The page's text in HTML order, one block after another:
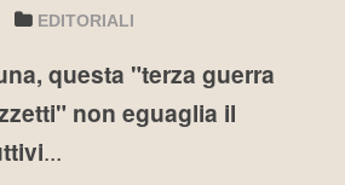
EDITORIALI
questa "terza guerra
non eguaglia il
...